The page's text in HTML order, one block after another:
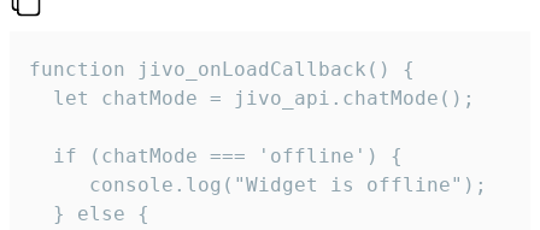
function jivo_onLoadCallback() {
  let chatMode = jivo_api.chatMode();
  if (chatMode === 'offline') {
     console.log("Widget is offline");
  } else {